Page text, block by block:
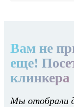
Вам не
еще!
клинкера
Мы отобрали